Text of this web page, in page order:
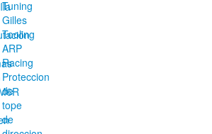
Tuning
Gilles
Tooling
ARP
Racing
Proteccion
de
tope
de